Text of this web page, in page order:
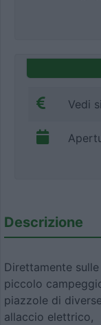
Vedi
Descrizione
Direttamente
piccolo
piazzole di
allaccio elettrico,